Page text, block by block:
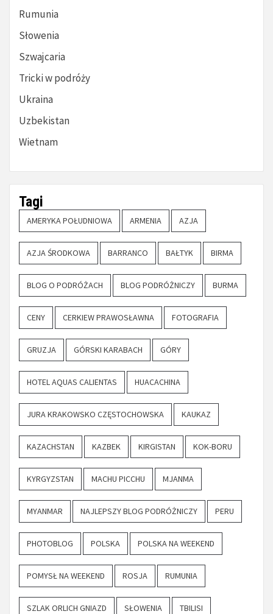
Rumunia
Słowenia
Szwajcaria
Tricki w podróży
Ukraina
Uzbekistan
Wietnam
Tagi
AMERYKA POŁUDNIOWA ARMENIA AZJA
AZJA ŚRODKOWA BARRANCO BAŁTYK BIRMA
BLOG O PODRÓŻACH BLOG PODRÓŻNICZY BURMA
CENY CERKIEW PRAWOSŁAWNA FOTOGRAFIA
GRUZJA GÓRSKI KARABACH GÓRY
HOTEL AQUAS CALIENTAS HUACACHINA
JURA KRAKOWSKO CZĘSTOCHOWSKA KAUKAZ
KAZACHSTAN KAZBEK KIRGISTAN KOK-BORU
KYRGYZSTAN MACHU PICCHU MJANMA
MYANMAR NAJLEPSZY BLOG PODRÓŻNICZY PERU
PHOTOBLOG POLSKA POLSKA NA WEEKEND
POMYSŁ NA WEEKEND ROSJA RUMUNIA
SZLAK ORLICH GNIAZD SŁOWENIA TBILISI